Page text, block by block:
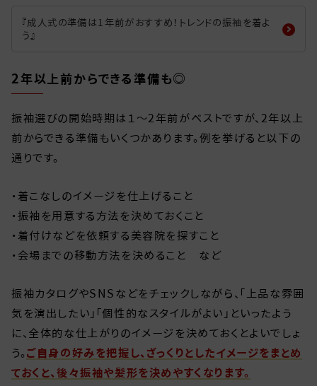
『成人式の準備は1年前がおすすめ！トレンドの振袖を着よ
う』
2年以上前からできる準備も◎
振袖選びの開始時期は１～2年前がベストですが、2年以上
前からできる準備もいくつかあります。例を挙げると以下の
通りです。
・着こなしのイメージを仕上げること
・振袖を用意する方法を決めておくこと
・着付けなどを依頼する美容院を探すこと
・会場までの移動方法を決めること など
振袖カタログやSNSなどをチェックしながら、「上品な雰囲
気を演出したい」「個性的なスタイルがよい」といったよう
に、全体的な仕上がりのイメージを決めておくとよいでしょ
う。 ご自身の好みを把握し、ざっくりとしたイメージをまとめ
ておくと、後々振袖や髪形を決めやすくなります。